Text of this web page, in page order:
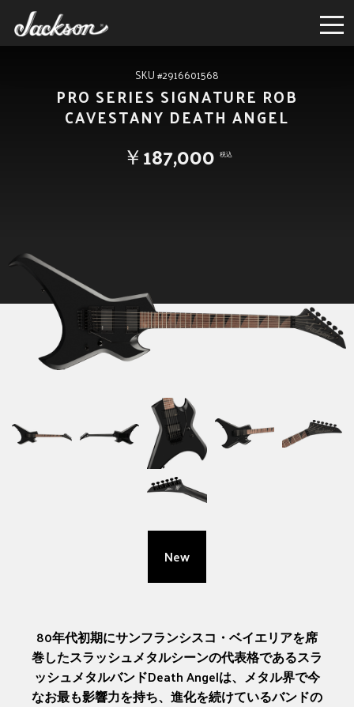
SKU #2916601568
PRO SERIES SIGNATURE ROB
CAVESTANY DEATH ANGEL
￥187,000 税込
New
80年代初期にサンフランシスコ・ベイエリアを席
巻したスラッシュメタルシーンの代表格であるスラ
ッシュメタルバンドDeath Angelは、メタル界で今
なお最も影響力を持ち、進化を続けているバンドの